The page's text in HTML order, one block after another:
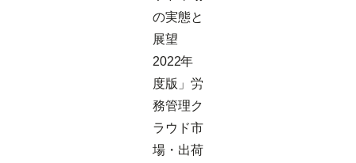
の実態と
展望
2022年
度版」労
務管理ク
ラウド市
場・出荷